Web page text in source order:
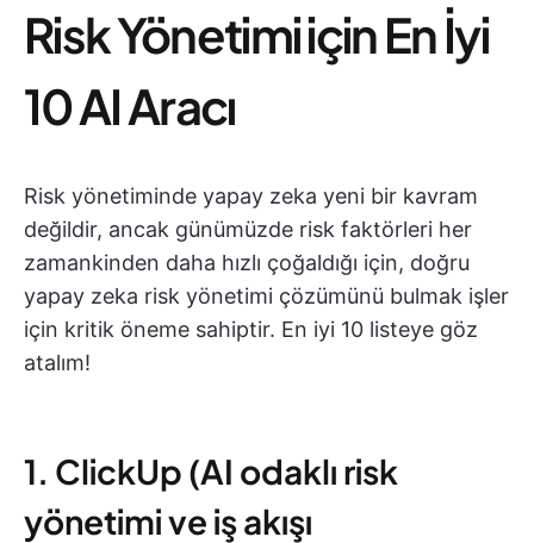
Risk Yönetimi için En İyi
10 AI Aracı
Risk yönetiminde yapay zeka yeni bir kavram
değildir, ancak günümüzde risk faktörleri her
zamankinden daha hızlı çoğaldığı için, doğru
yapay zeka risk yönetimi çözümünü bulmak işler
için kritik öneme sahiptir. En iyi 10 listeye göz
atalım!
1. ClickUp (AI odaklı risk
yönetimi ve iş akışı